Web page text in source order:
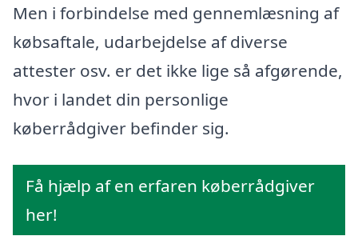
Men i forbindelse med gennemlæsning af
købsaftale, udarbejdelse af diverse
attester osv. er det ikke lige så afgørende,
hvor i landet din personlige
køberrådgiver befinder sig.
Få hjælp af en erfaren køberrådgiver
her!